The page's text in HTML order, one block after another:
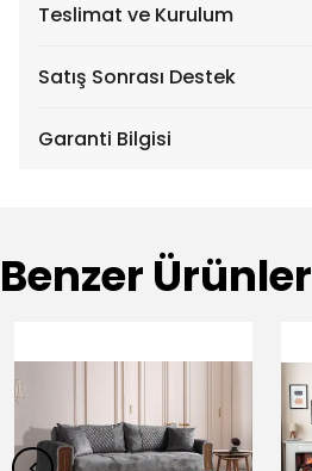
Teslimat ve Kurulum
Satış Sonrası Destek
Garanti Bilgisi
Benzer Ürünler